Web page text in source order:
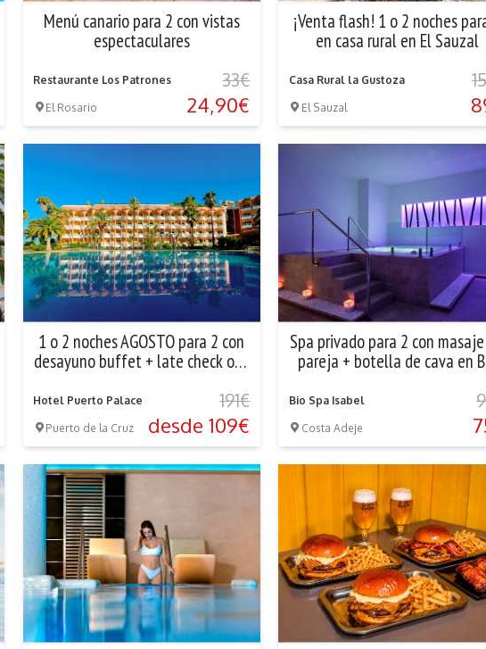
Menú canario para 2 con vistas
espectaculares
Restaurante Los Patrones
El Rosario
33€
24,90€
¡Venta flash! 1 o 2 noches
en casa rural en El Sauzal
Casa Rural la Gustoza
El Sauzal
1 o 2 noches AGOSTO para 2 con
desayuno buffet + late check out
Hotel Puerto Palace
Puerto de la Cruz
191€
desde 109€
Spa privado para 2 con
pareja + botella de cava en
Bio Spa Isabel
Costa Adeje